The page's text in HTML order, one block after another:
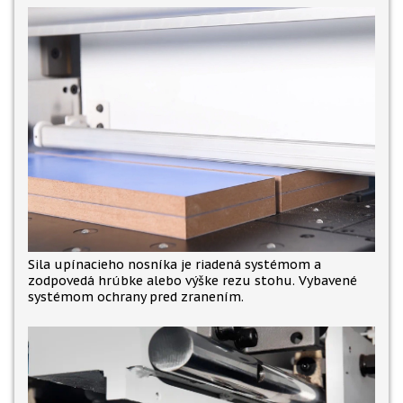
Sila upínacieho nosníka je riadená systémom a
zodpovedá hrúbke alebo výške rezu stohu. Vybavené
systémom ochrany pred zranením.